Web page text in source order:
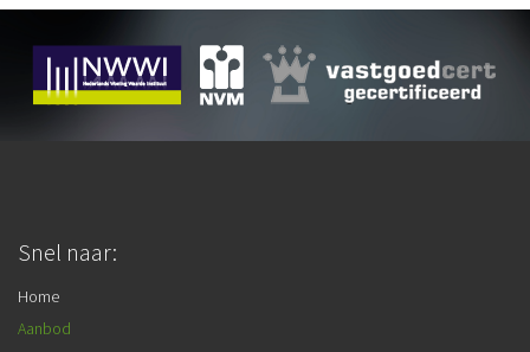
Snel naar:
Home
Aanbod